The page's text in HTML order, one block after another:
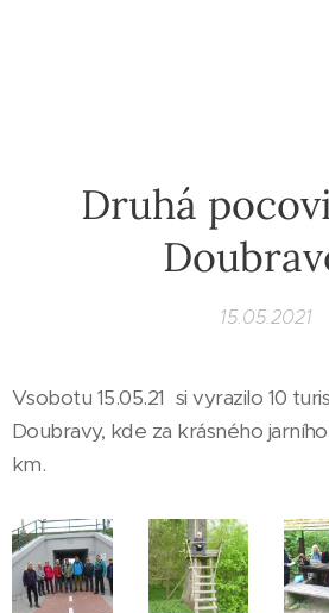
Druhá
15.05.2021
Vsobotu 15.05.21 si vyrazilo 10
Doubravy, kde za krásného
km.